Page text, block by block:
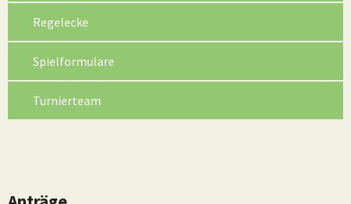
Regelecke
Spielformulare
Turnierteam